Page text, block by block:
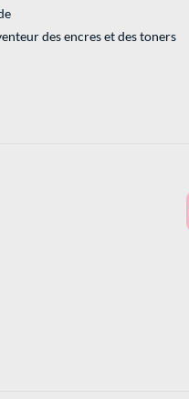
des encres et des toners